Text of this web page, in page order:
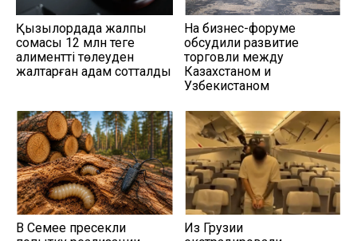
Қызылордада жалпы
сомасы 12 млн теңге
алиментті төлеуден
жалтарған адам сотталды
На бизнес-форуме
обсудили развитие
торговли между
Казахстаном и
Узбекистаном
В Семее пресекли
Из Грузии